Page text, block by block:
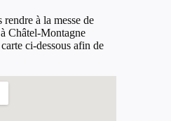
à la messe de
Châtel-Montagne
ci-dessous afin de